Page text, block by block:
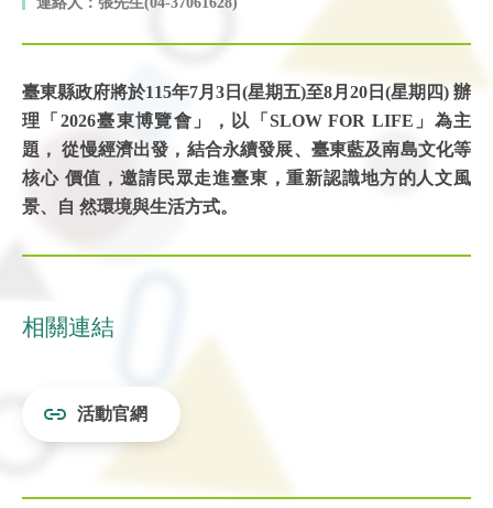
臺東縣政府將於115年7月3日(星期五)至8月20日(星期四) 辦
理「2026臺東博覽會」，以「SLOW FOR LIFE」為主
題， 從慢經濟出發，結合永續發展、臺東藍及南島文化等
核心 價值，邀請民眾走進臺東，重新認識地方的人文風
景、自 然環境與生活方式。
相關連結
活動官網